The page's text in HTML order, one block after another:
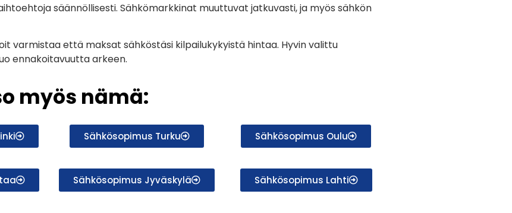
säännöllisesti. Sähkömarkkinat muuttuvat jatkuvasti, ja myös sähkön
varmistaa että maksat sähköstäsi kilpailukykyistä hintaa. Hyvin valittu
ennakoitavuutta arkeen.
myös nämä:
Sähkösopimus Turku Sähkösopimus Oulu
Sähkösopimus Jyväskylä Sähkösopimus Lahti